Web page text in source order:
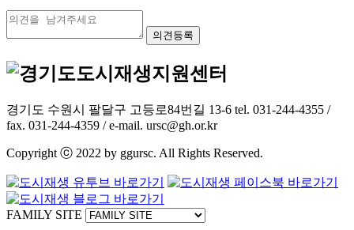
경기도 수원시 팔달구 고등로84번길 13-6 tel. 031-244-4355 /
fax. 031-244-4359 / e-mail. ursc@gh.or.kr
Copyright ⓒ 2022 by ggursc. All Rights Reserved.
FAMILY SITE